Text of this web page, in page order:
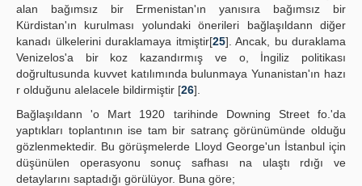
alan bağımsız bir Ermenistan'ın yanısıra bağımsız bir
Kürdistan'ın kurulması yolundaki önerileri bağlaşıldann diğer
kanadı ülkelerini duraklamaya itmiştir[25]. Ancak, bu duraklama
Venizelos'a bir koz kazandırmış ve o, İngiliz politikası
doğrultusunda kuvvet katılımında bulunmaya Yunanistan'ın hazı
r olduğunu alelacele bildirmiştir [26].
Bağlaşıldann 'o Mart 1920 tarihinde Downing Street fo.'da
yaptıkları toplantının ise tam bir satranç görünümünde olduğu
gözlenmektedir. Bu görüşmelerde Lloyd George'un İstanbul için
düşünülen operasyonu sonuç safhası na ulaştı rdığı ve
detaylarını saptadığı görülüyor. Buna göre;